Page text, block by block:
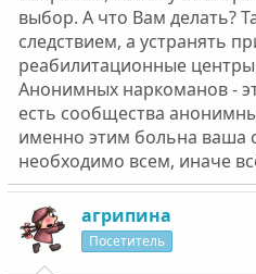
выбор. А что Вам делать?
следствием, а устранять
реабилитационные
Анонимных наркоманов -
есть сообщества
именно этим больна ваша
необходимо всем, иначе
агрипина
Посетитель